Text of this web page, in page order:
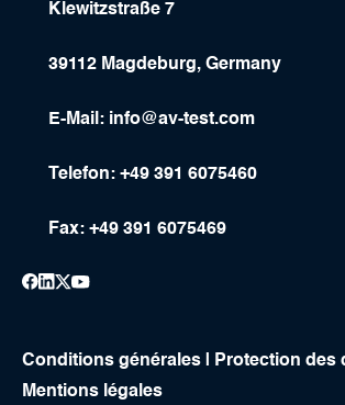
Klewitzstraße 7
39112 Magdeburg, Germany
E-Mail: info@av-test.com
Telefon: +49 391 6075460
Fax: +49 391 6075469
Conditions générales Protection des
Mentions légales